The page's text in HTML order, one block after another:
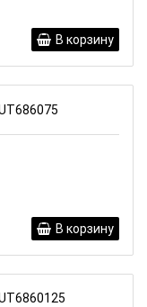
В корзину
В корзину